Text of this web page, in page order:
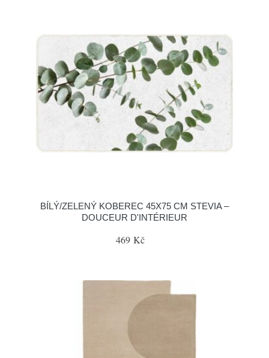
BÍLÝ/ZELENÝ KOBEREC 45X75 CM STEVIA –
DOUCEUR D'INTÉRIEUR
469 Kč